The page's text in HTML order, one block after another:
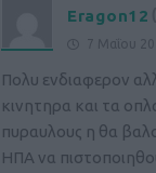
Eragon12
7 Μαΐου
Πολυ ενδιαφερον
κινητηρα και τα
πυραυλους η θα
ΗΠΑ να